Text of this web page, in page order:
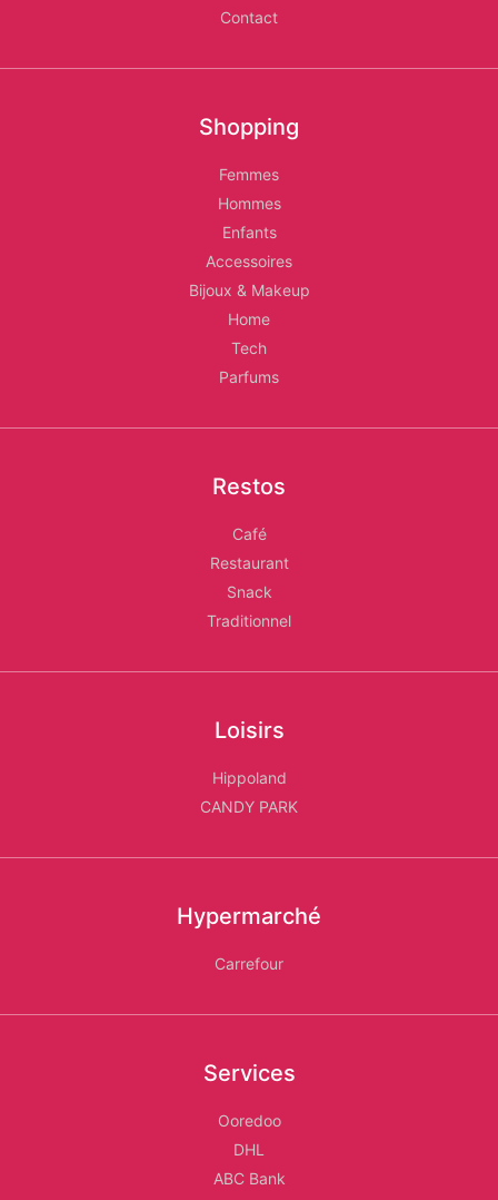
Contact
Shopping
Femmes
Hommes
Enfants
Accessoires
Bijoux & Makeup
Home
Tech
Parfums
Restos
Café
Restaurant
Snack
Traditionnel
Loisirs
Hippoland
CANDY PARK
Hypermarché
Carrefour
Services
Ooredoo
DHL
ABC Bank